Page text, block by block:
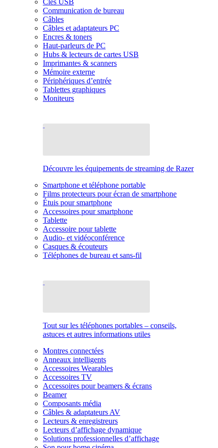
Clés USB
Communication de bureau
Câbles
Câbles et adaptateurs PC
Encres & toners
Haut-parleurs de PC
Hubs & lecteurs de cartes USB
Imprimantes & scanners
Mémoire externe
Périphériques d’entrée
Tablettes graphiques
Moniteurs
Découvre les équipements de streaming de Razer
Smartphone et téléphone portable
Films protecteurs pour écran de smartphone
Étuis pour smartphone
Accessoires pour smartphone
Tablette
Accessoire pour tablette
Audio- et vidéoconférence
Casques & écouteurs
Téléphones de bureau et sans-fil
Tout sur les téléphones portables – conseils,
astuces et autres informations utiles
Montres connectées
Anneaux intelligents
Accessoires Wearables
Accessoires TV
Accessoires pour beamers & écrans
Beamer
Composants média
Câbles & adaptateurs AV
Lecteurs & enregistreurs
Lecteurs d’affichage dynamique
Solutions professionnelles d’affichage